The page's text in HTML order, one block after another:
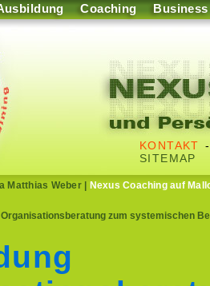
Coaching Business
KONTAKT
SITEMAP
Matthias Weber| Nexus Coaching auf
zum systemischen